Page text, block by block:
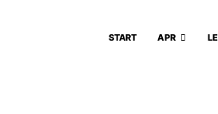
START APR